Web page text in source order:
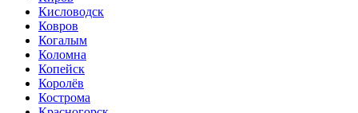
Кисловодск
Ковров
Когалым
Коломна
Копейск
Королёв
Кострома